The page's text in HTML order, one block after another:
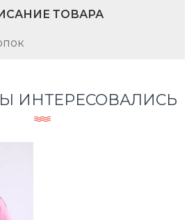
ТОВАРА
ИНТЕРЕСОВАЛИСЬ